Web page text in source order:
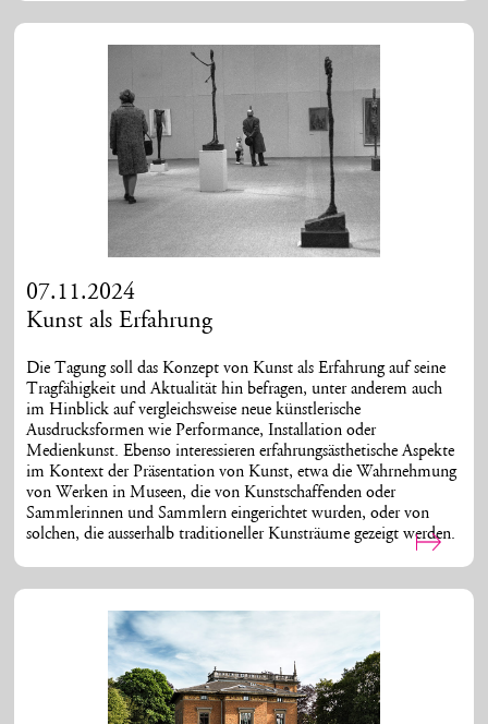
07.11.2024
Kunst als Erfahrung
Die Tagung soll das Konzept von Kunst als Erfahrung auf seine
Tragfähigkeit und Aktualität hin befragen, unter anderem auch
im Hinblick auf vergleichsweise neue künstlerische
Ausdrucksformen wie Performance, Installation oder
Medienkunst. Ebenso interessieren erfahrungsästhetische Aspekte
im Kontext der Präsentation von Kunst, etwa die Wahrnehmung
von Werken in Museen, die von Kunstschaffenden oder
Sammlerinnen und Sammlern eingerichtet wurden, oder von
solchen, die ausserhalb traditioneller Kunsträume gezeigt werden.